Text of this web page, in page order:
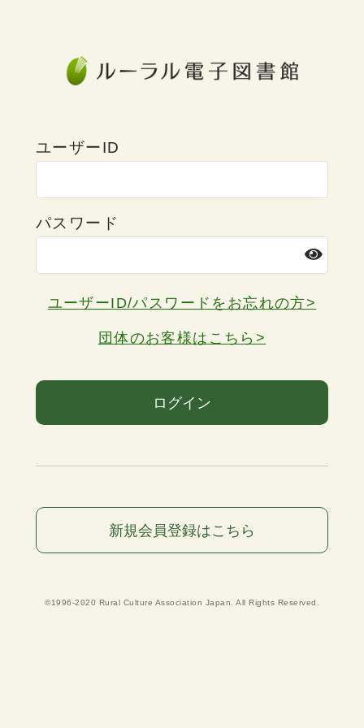
ユーザーID
パスワード
ユーザーID/パスワードをお忘れの方>
団体のお客様はこちら>
ログイン
新規会員登録はこちら
©1996-2020 Rural Culture Association Japan. All Rights Reserved.